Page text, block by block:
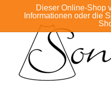
Dieser Online-Shop
Informationen oder die